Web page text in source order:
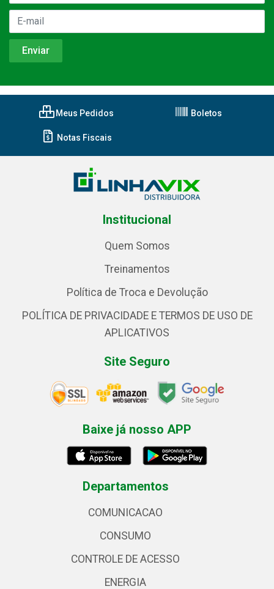
Meus Pedidos Boletos
Notas Fiscais
Institucional
Quem Somos
Treinamentos
Política de Troca e Devolução
POLÍTICA DE PRIVACIDADE E TERMOS DE USO DE
APLICATIVOS
Site Seguro
Baixe já nosso APP
Departamentos
COMUNICACAO
CONSUMO
CONTROLE DE ACESSO
ENERGIA